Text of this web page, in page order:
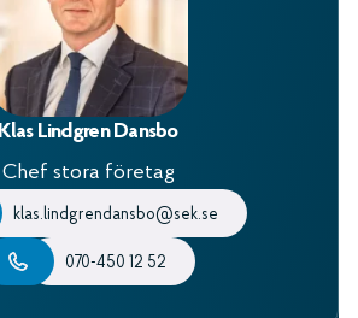
Klas Lindgren Dansbo
Chef stora företag
klas.lindgrendansbo@sek.se
070-450 12 52